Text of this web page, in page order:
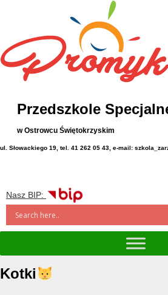
Przedszkole
w Ostrowcu Świętokrzyskim
ul. Słowackiego 19, tel. 41 262 05 43, e-mail:
Nasz BIP:
Kotki